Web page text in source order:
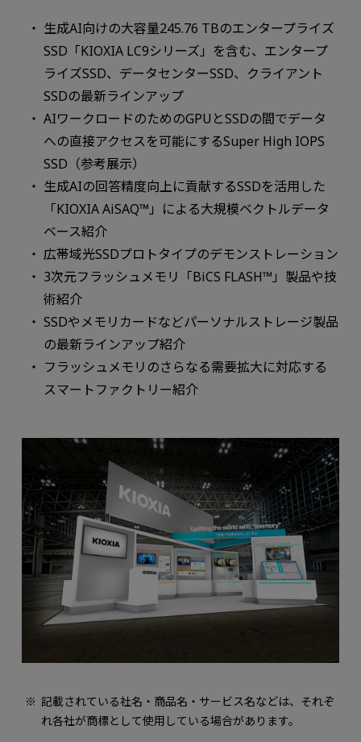
生成AI向けの大容量245.76 TBのエンタープライズ
SSD「KIOXIA LC9シリーズ」を含む、エンタープ
ライズSSD、データセンターSSD、クライアント
SSDの最新ラインアップ
AIワークロードのためのGPUとSSDの間でデータ
への直接アクセスを可能にするSuper High IOPS
SSD（参考展示）
生成AIの回答精度向上に貢献するSSDを活用した
「KIOXIA AiSAQ™」による大規模ベクトルデータ
ベース紹介
広帯域光SSDプロトタイプのデモンストレーション
3次元フラッシュメモリ「BiCS FLASH™」製品や技
術紹介
SSDやメモリカードなどパーソナルストレージ製品
の最新ラインアップ紹介
フラッシュメモリのさらなる需要拡大に対応する
スマートファクトリー紹介
記載されている社名・商品名・サービス名などは、それぞ
れ各社が商標として使用している場合があります。